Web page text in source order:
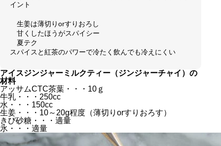
イント
生姜は薄切りorすりおろし
甘くしたほうがスパイシー
夏テク
スパイスと紅茶のパワーで冷たく飲んでも冷えにくい
アイスジンジャーミルクティー（ジンジャーチャイ）の
材料
アッサムCTC茶葉 ・・・10ｇ
牛乳・・・250cc
水・・・150cc
生姜・・・10～20g程度（薄切りorすりおろす）
きび砂糖・・・適量
氷・・・適量